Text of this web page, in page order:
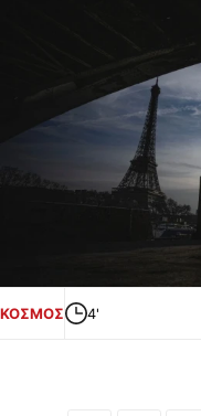
ΚΟΣΜΟΣ 4'